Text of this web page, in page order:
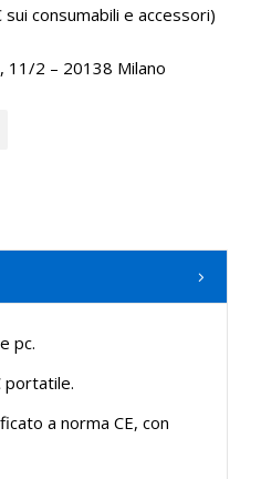
consumabili e accessori)
11/2 – 20138 Milano
pc.
portatile.
a norma CE, con